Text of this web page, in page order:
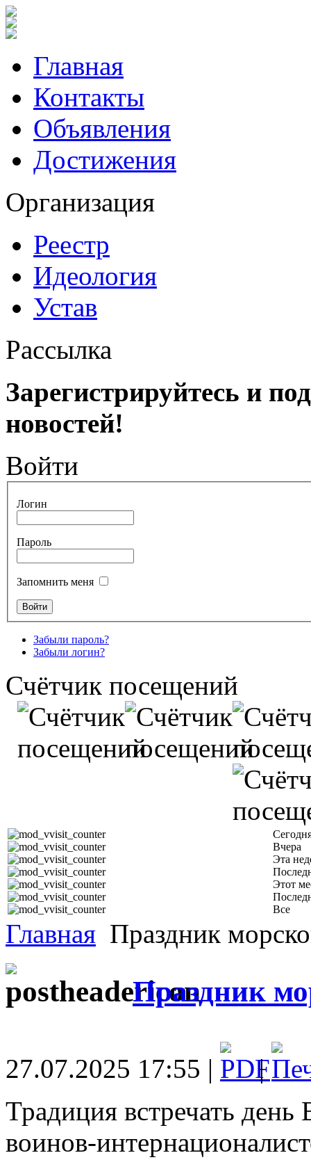
Главная
Контакты
Объявления
Достижения
Организация
Реестр
Идеология
Устав
Рассылка
Зарегистрируйтесь и
новостей!
Войти
Логин
Пароль
Запомнить меня
Забыли пароль?
Забыли логин?
Счётчик посещений
Вчера
Эта
Этот
Все
Главная Праздник
Праздник
27.07.2025 17:55 |
|
Традиция встречать
воинов-